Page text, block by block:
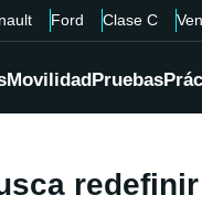
Ford Clase C
MovilidadPruebas